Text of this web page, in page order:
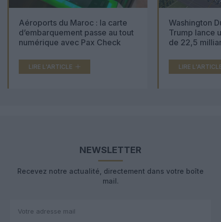
Aéroports du Maroc : la carte
d’embarquement passe au tout
numérique avec Pax Check
LIRE L'ARTICLE
Washington
Trump lance
de 22,5
LIRE
NEWSLETTER
Recevez notre actualité, directement dans votre boîte
mail.